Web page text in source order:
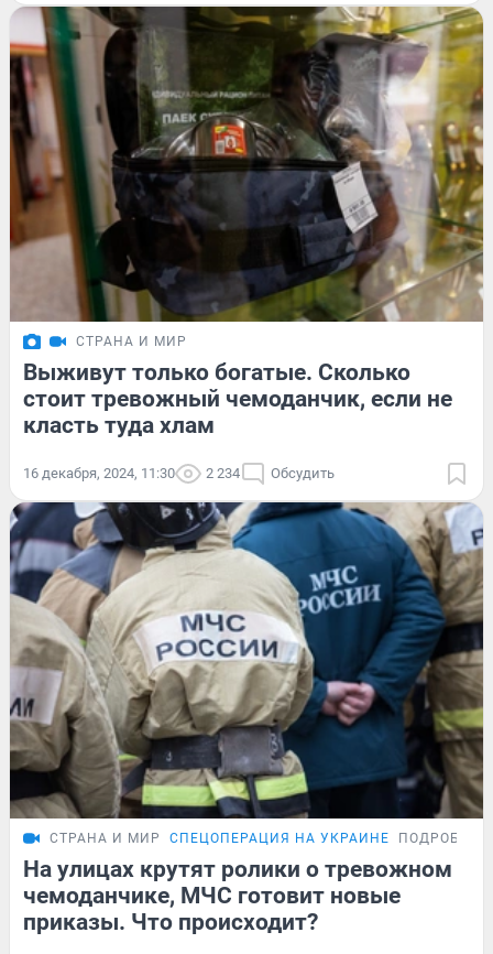
СТРАНА И МИР
Выживут только богатые. Сколько
стоит тревожный чемоданчик, если не
класть туда хлам
16 декабря, 2024, 11:30 2 234 Обсудить
СТРАНА И МИР СПЕЦОПЕРАЦИЯ НА УКРАИНЕ
На улицах крутят ролики о тревожном
чемоданчике, МЧС готовит новые
приказы. Что происходит?